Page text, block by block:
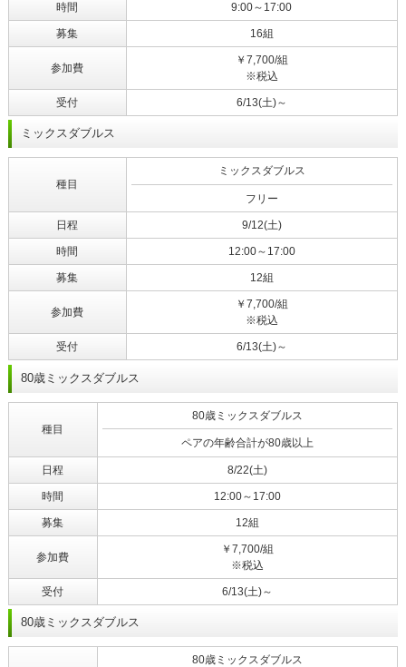
時間 9:00～17:00
募集 16組
参加費
￥7,700/組
※税込
受付 6/13(土)～
ミックスダブルス
種目
ミックスダブルス
フリー
日程 9/12(土)
時間 12:00～17:00
募集 12組
参加費
￥7,700/組
※税込
受付 6/13(土)～
80歳ミックスダブルス
種目
80歳ミックスダブルス
ペアの年齢合計が80歳以上
日程 8/22(土)
時間 12:00～17:00
募集 12組
参加費
￥7,700/組
※税込
受付 6/13(土)～
80歳ミックスダブルス
80歳ミックスダブルス